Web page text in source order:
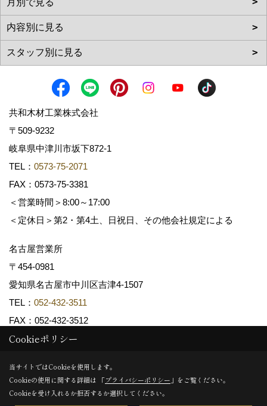
共和木材工業株式会社
〒509-9232
岐阜県中津川市坂下872‐1
TEL： 0573-75-2071
FAX：0573-75-3381
＜営業時間＞8:00～17:00
＜定休日＞第2・第4土、日祝日、その他会社規定による
名古屋営業所
〒454-0981
愛知県名古屋市中川区吉津4-1507
TEL： 052-432-3511
FAX：052-432-3512
Copyright (c) 共和木材工業株式会社. All Rights Reserved.
Produced byゴデスクリエイト
Cookieポリシー
当サイトではCookieを使用します。
Cookieの使用に関する詳細は 「プライバシーポリシー 」をご覧ください。
Cookieを受け入れるか拒否するか選択してください。